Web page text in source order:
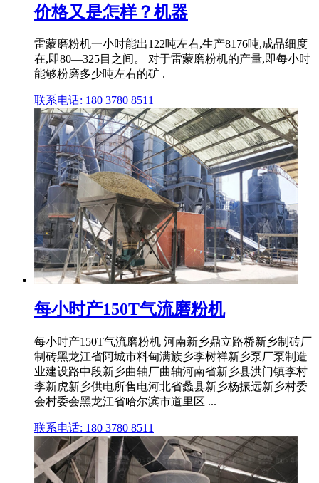
价格又是怎样？机器
雷蒙磨粉机一小时能出122吨左右,生产8176吨,成品细度
在,即80—325目之间。 对于雷蒙磨粉机的产量,即每小时
能够粉磨多少吨左右的矿 .
联系电话: 180 3780 8511
每小时产150T气流磨粉机
每小时产150T气流磨粉机 河南新乡鼎立路桥新乡制砖厂
制砖黑龙江省阿城市料甸满族乡李树祥新乡泵厂泵制造
业建设路中段新乡曲轴厂曲轴河南省新乡县洪门镇李村
李新虎新乡供电所售电河北省蠡县新乡杨振远新乡村委
会村委会黑龙江省哈尔滨市道里区 ...
联系电话: 180 3780 8511